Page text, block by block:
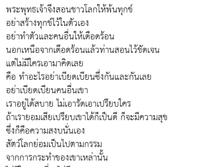
พระพุทธเจ้าจึงสอนชาวโลกให้พ้นทุกข์
อย่าสร้างทุกข์ไว้ในตัวเอง
อย่าทำตัวและคนอื่นให้เดือดร้อน
นอกเหนือจากเดือดร้อนแล้วท่านสอนไว้ชัดเจน
แต่ไม่มีใครเอามาคิดเลย
คือ ทำอะไรอย่าเบียดเบียนซึ่งกันและกันเลย
อย่าเบียดเบียนคนอื่นเขา
เราอยู่ได้สบาย ไม่เอารัดเอาเปรียบใคร
ถ้าเรายอมเสียเปรียบเขาได้ก็เป็นดี ก็จะมีความสุข
ซึ่งก็คือความสงบนั่นเอง
สัตว์โลกย่อมเป็นไปตามกรรม
จากการกระทำของเขาเหล่านั้น